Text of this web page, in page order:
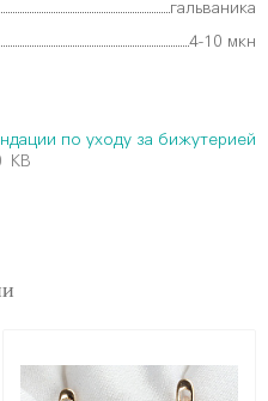
гальваника
4-10 мкн
по уходу за бижутерией
KB